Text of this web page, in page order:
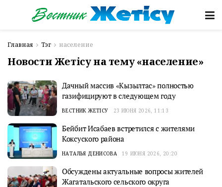
Главная Тэг население
Новости Жетісу на тему «население»
Дачный массив «Кызылтас» полностью
газифицируют в следующем году
ВЕСТНИК ЖЕТІСУ 23 ИЮНЯ 2026, 11:13
Бейбит Исабаев встретился с жителями
Коксуского района
НАТАЛЬЯ ДЕНИСОВА 19 ИЮНЯ 2026, 20:20
Обсуждены актуальные вопросы жителей
Жагатальского сельского округа